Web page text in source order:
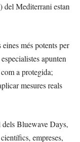
del Mediterrani estan
més potents per
apunten
a protegida;
mesures reals
dels Bluewave Days,
empreses,